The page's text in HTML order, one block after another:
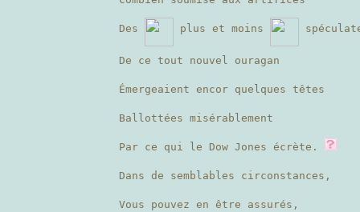
Des plus et moins
De ce tout nouvel ouragan
Émergeaient encor quelques têtes
Ballottées misérablement
Par ce qui le Dow Jones écrète.
Dans de semblables circonstances,
Vous pouvez en être assurés,